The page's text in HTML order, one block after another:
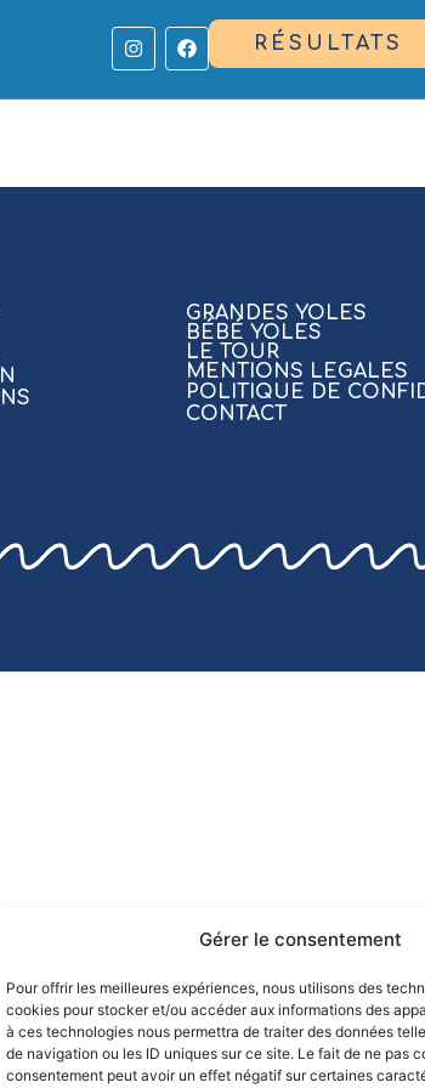
Gérer le consentement
Pour offrir les meilleures expériences, nous utilisons des
cookies pour stocker et/ou accéder aux informations des
à ces technologies nous permettra de traiter des données
de navigation ou les ID uniques sur ce site. Le fait de ne pas
consentement peut avoir un effet négatif sur certaines
RÉSULTATS
GRANDES YOLES
BÉBÉ YOLES
LE TOUR
MENTIONS LEGALES
POLITIQUE DE
CONTACT